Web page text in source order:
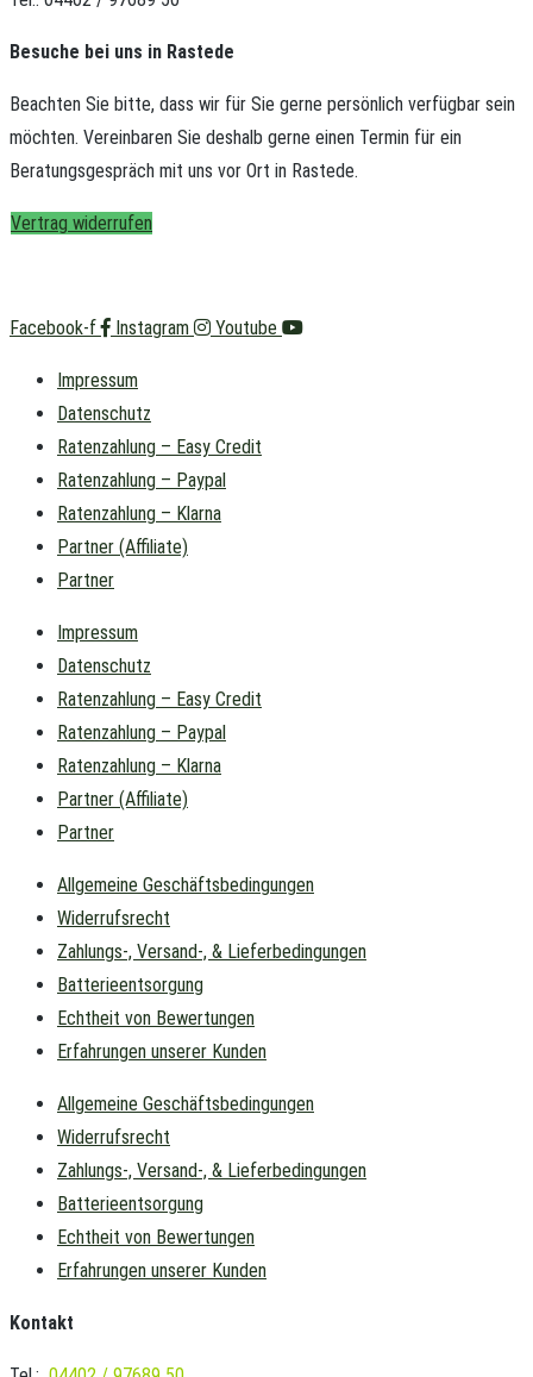
Besuche bei uns in Rastede
Beachten Sie bitte, dass wir für Sie gerne persönlich verfügbar sein
möchten. Vereinbaren Sie deshalb gerne einen Termin für ein
Beratungsgespräch mit uns vor Ort in Rastede.
Vertrag widerrufen
Facebook-f Instagram Youtube
Impressum
Datenschutz
Ratenzahlung – Easy Credit
Ratenzahlung – Paypal
Ratenzahlung – Klarna
Partner (Affiliate)
Partner
Impressum
Datenschutz
Ratenzahlung – Easy Credit
Ratenzahlung – Paypal
Ratenzahlung – Klarna
Partner (Affiliate)
Partner
Allgemeine Geschäftsbedingungen
Widerrufsrecht
Zahlungs-, Versand-, & Lieferbedingungen
Batterieentsorgung
Echtheit von Bewertungen
Erfahrungen unserer Kunden
Allgemeine Geschäftsbedingungen
Widerrufsrecht
Zahlungs-, Versand-, & Lieferbedingungen
Batterieentsorgung
Echtheit von Bewertungen
Erfahrungen unserer Kunden
Kontakt